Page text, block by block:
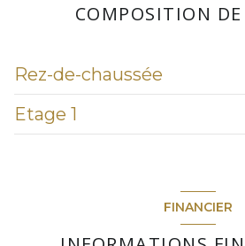
COMPOSITION DE
Rez-de-chaussée
cuisine
Etage 1
FINANCIER